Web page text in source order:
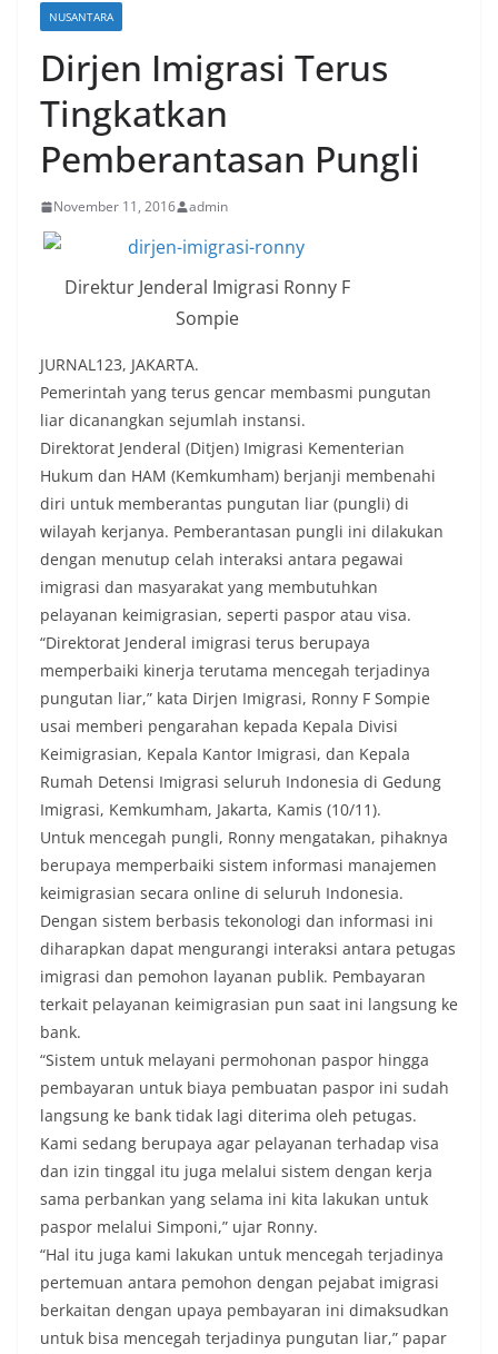
NUSANTARA
Dirjen Imigrasi Terus
Tingkatkan
Pemberantasan Pungli
November 11, 2016 admin
Direktur Jenderal Imigrasi Ronny F
Sompie
JURNAL123, JAKARTA.
Pemerintah yang terus gencar membasmi pungutan
liar dicanangkan sejumlah instansi.
Direktorat Jenderal (Ditjen) Imigrasi Kementerian
Hukum dan HAM (Kemkumham) berjanji membenahi
diri untuk memberantas pungutan liar (pungli) di
wilayah kerjanya. Pemberantasan pungli ini dilakukan
dengan menutup celah interaksi antara pegawai
imigrasi dan masyarakat yang membutuhkan
pelayanan keimigrasian, seperti paspor atau visa.
“Direktorat Jenderal imigrasi terus berupaya
memperbaiki kinerja terutama mencegah terjadinya
pungutan liar,” kata Dirjen Imigrasi, Ronny F Sompie
usai memberi pengarahan kepada Kepala Divisi
Keimigrasian, Kepala Kantor Imigrasi, dan Kepala
Rumah Detensi Imigrasi seluruh Indonesia di Gedung
Imigrasi, Kemkumham, Jakarta, Kamis (10/11).
Untuk mencegah pungli, Ronny mengatakan, pihaknya
berupaya memperbaiki sistem informasi manajemen
keimigrasian secara online di seluruh Indonesia.
Dengan sistem berbasis tekonologi dan informasi ini
diharapkan dapat mengurangi interaksi antara petugas
imigrasi dan pemohon layanan publik. Pembayaran
terkait pelayanan keimigrasian pun saat ini langsung ke
bank.
“Sistem untuk melayani permohonan paspor hingga
pembayaran untuk biaya pembuatan paspor ini sudah
langsung ke bank tidak lagi diterima oleh petugas.
Kami sedang berupaya agar pelayanan terhadap visa
dan izin tinggal itu juga melalui sistem dengan kerja
sama perbankan yang selama ini kita lakukan untuk
paspor melalui Simponi,” ujar Ronny.
“Hal itu juga kami lakukan untuk mencegah terjadinya
pertemuan antara pemohon dengan pejabat imigrasi
berkaitan dengan upaya pembayaran ini dimaksudkan
untuk bisa mencegah terjadinya pungutan liar,” papar